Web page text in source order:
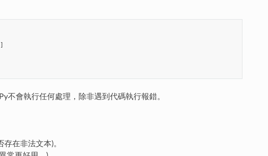
]
不會執行任何處理，除非遇到代碼執行報錯。
在非法文本)。